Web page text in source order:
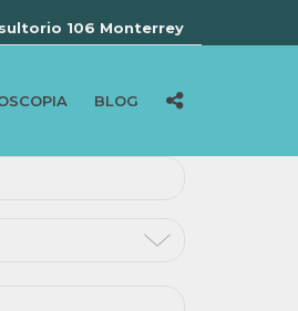
106 Monterrey
BLOG